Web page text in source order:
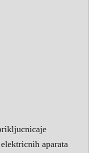
aparata